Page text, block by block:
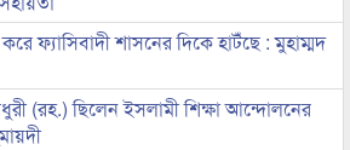
ফ্যাসিবাদী শাসনের দিকে হাটঁছে : মুহাম্মদ
(রহ.) ছিলেন ইসলামী শিক্ষা আন্দোলনের